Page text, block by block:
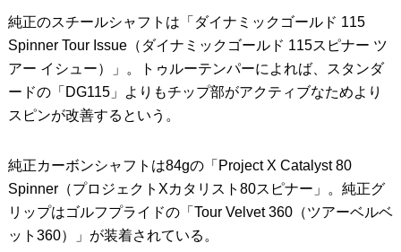
純正のスチールシャフトは「ダイナミックゴールド 115
Spinner Tour Issue（ダイナミックゴールド 115スピナー ツ
アー イシュー）」。トゥルーテンパーによれば、スタンダ
ードの「DG115」よりもチップ部がアクティブなためより
スピンが改善するという。
純正カーボンシャフトは84gの「Project X Catalyst 80
Spinner（プロジェクトXカタリスト80スピナー」。純正グ
リップはゴルフプライドの「Tour Velvet 360（ツアーベルベ
ット360）」が装着されている。